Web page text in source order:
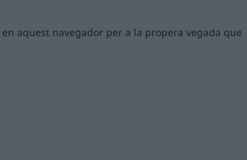
aquest navegador per a la propera vegada que